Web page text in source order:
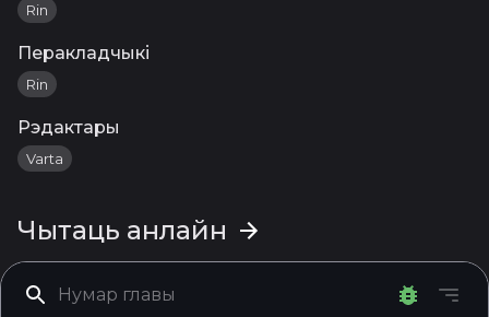
Rin
Перакладчыкі
Rin
Рэдактары
Varta
Чытаць анлайн